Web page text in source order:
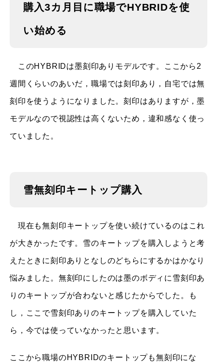
購入3カ月目に職場でHYBRIDを使
い始める
このHYBRIDは墨刻印ありモデルです。ここから2
週間くらいのあいだ，職場では刻印あり，自宅では無
刻印を使うようになりました。刻印はありますが，墨
モデルなので視認性は高くないため，違和感なく使っ
ていました。
雪無刻印キートップ購入
現在も無刻印キートップを使い続けているのはこれ
が大きかったです。雪のキートップを購入しようと考
えたときに刻印ありとなしのどちらにするかはかなり
悩みました。無刻印にしたのは墨のボディに雪刻印あ
りのキートップが合わないと感じたからでした。も
し，ここで雪刻印ありのキートップを購入していた
ら，今では使っていなかったと思います。
ここから職場のHYBRIDのキートップも無刻印にな